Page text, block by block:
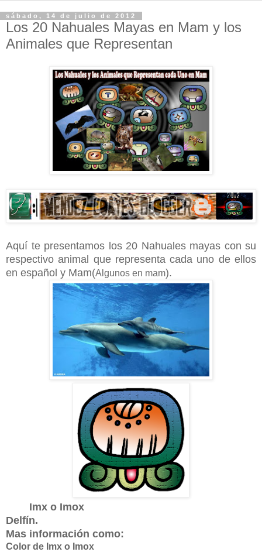
sábado, 14 de julio de 2012
Los 20 Nahuales Mayas en Mam y los
Animales que Representan
Aquí te presentamos los 20 Nahuales mayas con su
respectivo animal que representa cada uno de ellos
en español y Mam(Algunos en mam).
Imx o Imox
Delfín.
Mas información como:
Color de Imx o Imox